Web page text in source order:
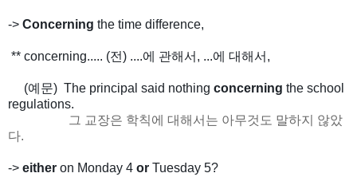
-> Concerning the time difference,
** concerning..... (전) ....에 관해서, ...에 대해서,
(예문) The principal said nothing concerning the school
regulations.
그 교장은 학칙에 대해서는 아무것도 말하지 않았
다.
-> either on Monday 4 or Tuesday 5?